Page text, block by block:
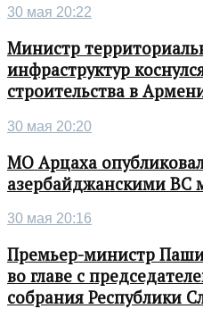
30 мая 20:22
Министр
инфраструктур
строительства в
30 мая 20:20
МО Арцаха
азербайджанскими ВС
30 мая 20:16
Премьер-министр
во главе с
собрания Республики